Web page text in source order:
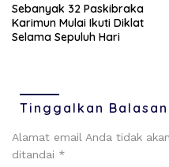
Sebanyak 32 Paskibraka
Karimun Mulai Ikuti Diklat
Selama Sepuluh Hari
Tinggalkan Balasan
Alamat email Anda tidak
ditandai *